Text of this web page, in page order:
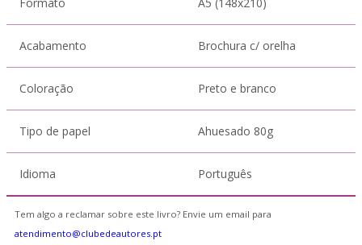
Acabamento Brochura c/ orelha
Coloração Preto e branco
Tipo de papel Ahuesado 80g
Idioma Português
Tem algo a reclamar sobre este livro? Envie um email para
atendimento@clubedeautores.pt